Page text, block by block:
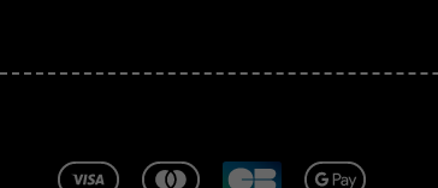
À propos